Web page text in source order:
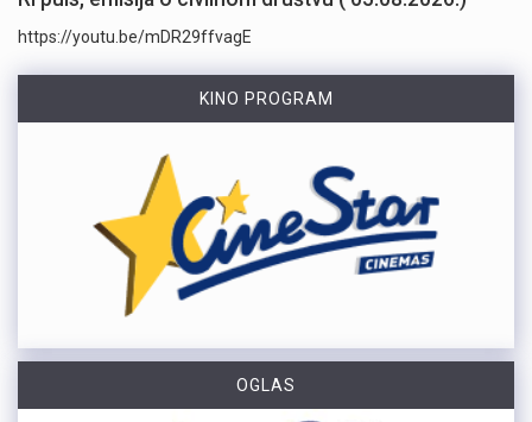
https://youtu.be/mDR29ffvagE
KINO PROGRAM
OGLAS